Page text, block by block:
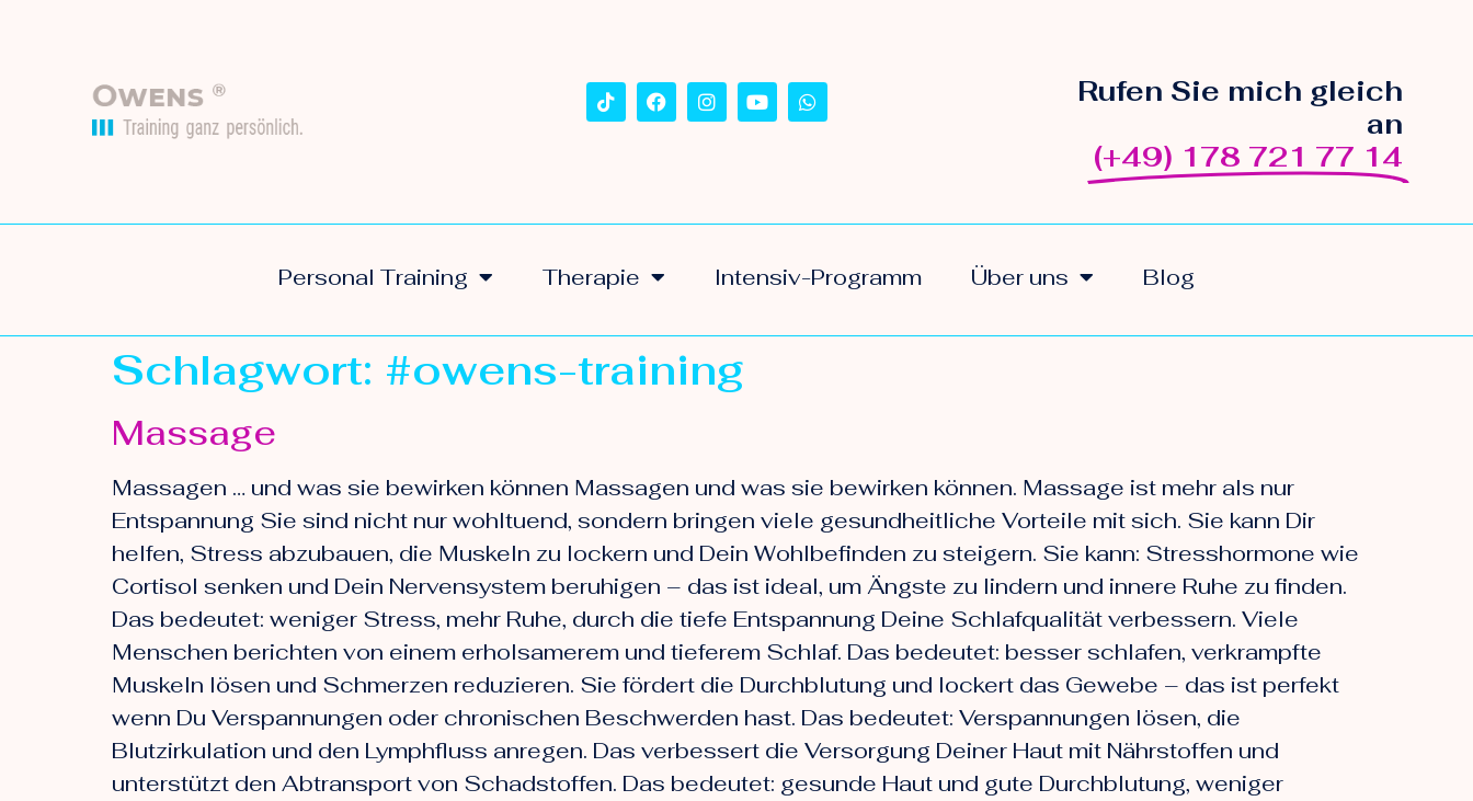
Rufen Sie mich gleich
an
(+49) 178 721 77 14
Personal Training Therapie Intensiv-Programm Über uns Blog
Schlagwort: #owens-training
Massage
Massagen … und was sie bewirken können Massagen und was sie bewirken können. Massage ist mehr als nur
Entspannung Sie sind nicht nur wohltuend, sondern bringen viele gesundheitliche Vorteile mit sich. Sie kann Dir
helfen, Stress abzubauen, die Muskeln zu lockern und Dein Wohlbefinden zu steigern. Sie kann: Stresshormone wie
Cortisol senken und Dein Nervensystem beruhigen – das ist ideal, um Ängste zu lindern und innere Ruhe zu finden.
Das bedeutet: weniger Stress, mehr Ruhe, durch die tiefe Entspannung Deine Schlafqualität verbessern. Viele
Menschen berichten von einem erholsamerem und tieferem Schlaf. Das bedeutet: besser schlafen, verkrampfte
Muskeln lösen und Schmerzen reduzieren. Sie fördert die Durchblutung und lockert das Gewebe – das ist perfekt
wenn Du Verspannungen oder chronischen Beschwerden hast. Das bedeutet: Verspannungen lösen, die
Blutzirkulation und den Lymphfluss anregen. Das verbessert die Versorgung Deiner Haut mit Nährstoffen und
unterstützt den Abtransport von Schadstoffen. Das bedeutet: gesunde Haut und gute Durchblutung, weniger